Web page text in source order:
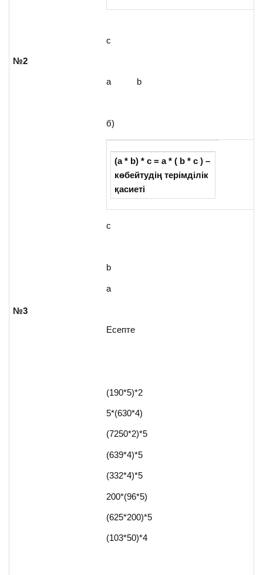
№2
№3
c
a b
б)
(a * b) * с= а *( b * c ) –
көбейтудің терімділік
қасиеті
c
b
а
Есепте
(190*5)*2
5*(630*4)
(7250*2)*5
(639*4)*5
(332*4)*5
200*(96*5)
(625*200)*5
(103*50)*4